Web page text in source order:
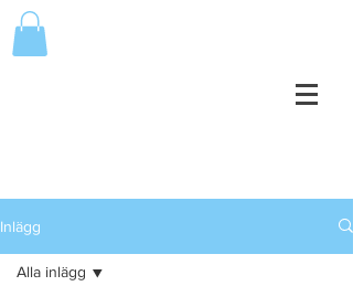
Inlägg
Alla inlägg